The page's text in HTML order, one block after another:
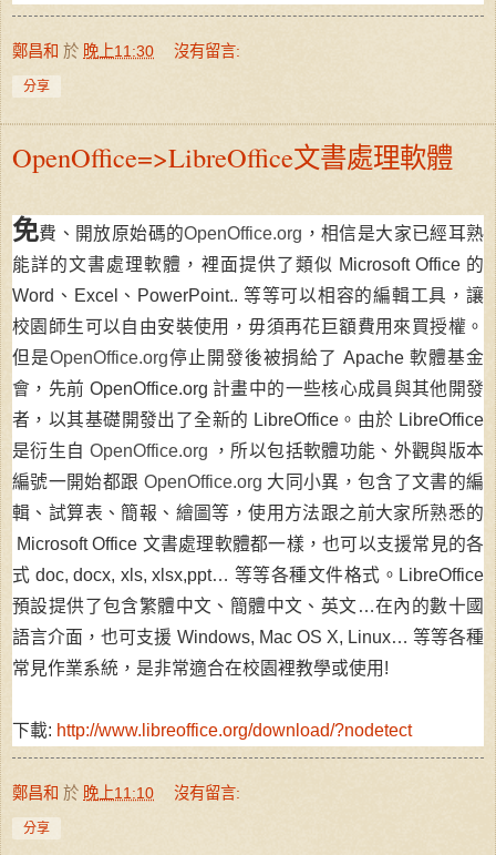
鄭昌和 於 晚上11:30 沒有留言:
分享
OpenOffice=>LibreOffice文書處理軟體
免費、開放原始碼的OpenOffice.org ，相信是大家已經耳熟
能詳的文書處理軟體，裡面提供了類似 Microsoft Office 的
Word、Excel、PowerPoint.. 等等可以相容的編輯工具，讓
校園師生可以自由安裝使用，毋須再花巨額費用來買授權。
但是OpenOffice.org停止開發後被捐給了 Apache 軟體基金
會，先前 OpenOffice.org 計畫中的一些核心成員與其他開發
者，以其基礎開發出了全新的 LibreOffice。由於 LibreOffice
是衍生自 OpenOffice.org ，所以包括軟體功能、外觀與版本
編號一開始都跟 OpenOffice.org 大同小異，包含了文書的編
輯、試算表、簡報、繪圖等，使用方法跟之前大家所熟悉的
Microsoft Office 文書處理軟體都一樣，也可以支援常見的各
式 doc, docx, xls, xlsx,ppt… 等等各種文件格式。LibreOffice
預設提供了包含繁體中文、簡體中文、英文…在內的數十國
語言介面，也可支援 Windows, Mac OS X, Linux… 等等各種
常見作業系統，是非常適合在校園裡教學或使用!
下載: http://www.libreoffice.org/download/?nodetect
鄭昌和 於 晚上11:10 沒有留言:
分享